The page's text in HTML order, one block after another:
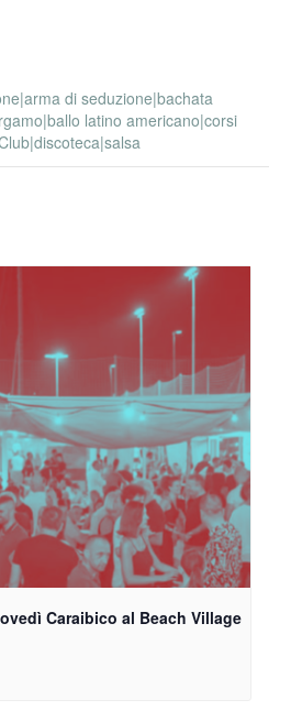
di seduzione|bachata
latino americano|corsi
Caraibico al Beach Village